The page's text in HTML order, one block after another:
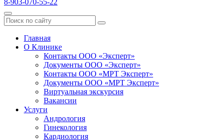
8-903-070-55-22
Главная
О Клинике
Контакты ООО «Эксперт»
Документы ООО «Эксперт»
Контакты ООО «МРТ Эксперт»
Документы ООО «МРТ Эксперт»
Виртуальная экскурсия
Вакансии
Услуги
Андрология
Гинекология
Кардиология